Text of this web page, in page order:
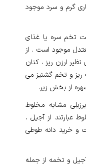
گرم و سرد موجود
تخم سره یا غذای
موجود است . از
ارزن ریز ، کتان
ریز و تخم گشنیز می
از بخش زیر.
مشابه مخلوط
عبارتند از آجیل ،
و خرید دانه طوطی
و تخمه از جمله